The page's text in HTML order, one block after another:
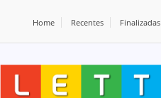
Home Recentes Finalizadas